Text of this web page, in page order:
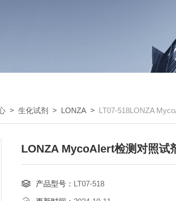
> 生化试剂 > LONZA > LT07-518LONZA
LONZA MycoAlert检测对照试
产品型号： LT07-518